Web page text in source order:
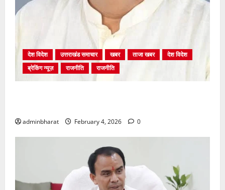
देश विदेश उत्तराखंड समाचार खबर ताजा खबर
देश विदेश
ब्रेकिंग न्यूज़
राजनीति राजनीति
adminbharat February 4, 2026 0